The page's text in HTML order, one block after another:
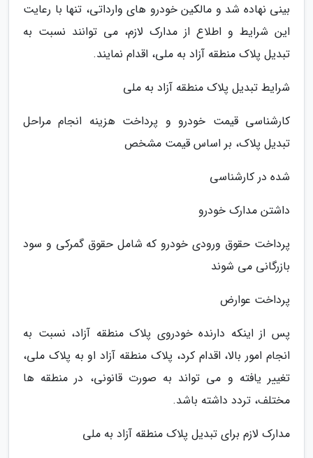
بینی نهاده شد و مالکین خودرو های وارداتی، تنها با رعایت
این شرایط و اطلاع از مدارک لازم، می توانند نسبت به
تبدیل پلاک منطقه آزاد به ملی، اقدام نمایند.
شرایط تبدیل پلاک منطقه آزاد به ملی
کارشناسی قیمت خودرو و پرداخت هزینه انجام مراحل
تبدیل پلاک، بر اساس قیمت مشخص
شده در کارشناسی
داشتن مدارک خودرو
پرداخت حقوق ورودی خودرو که شامل حقوق گمرکی و سود
بازرگانی می شوند
پرداخت عوارض
پس از اینکه دارنده خودروی پلاک منطقه آزاد، نسبت به
انجام امور بالا، اقدام کرد، پلاک منطقه آزاد او به پلاک ملی،
تغییر یافته و می تواند به صورت قانونی، در منطقه ها
مختلف، تردد داشته باشد.
مدارک لازم برای تبدیل پلاک منطقه آزاد به ملی